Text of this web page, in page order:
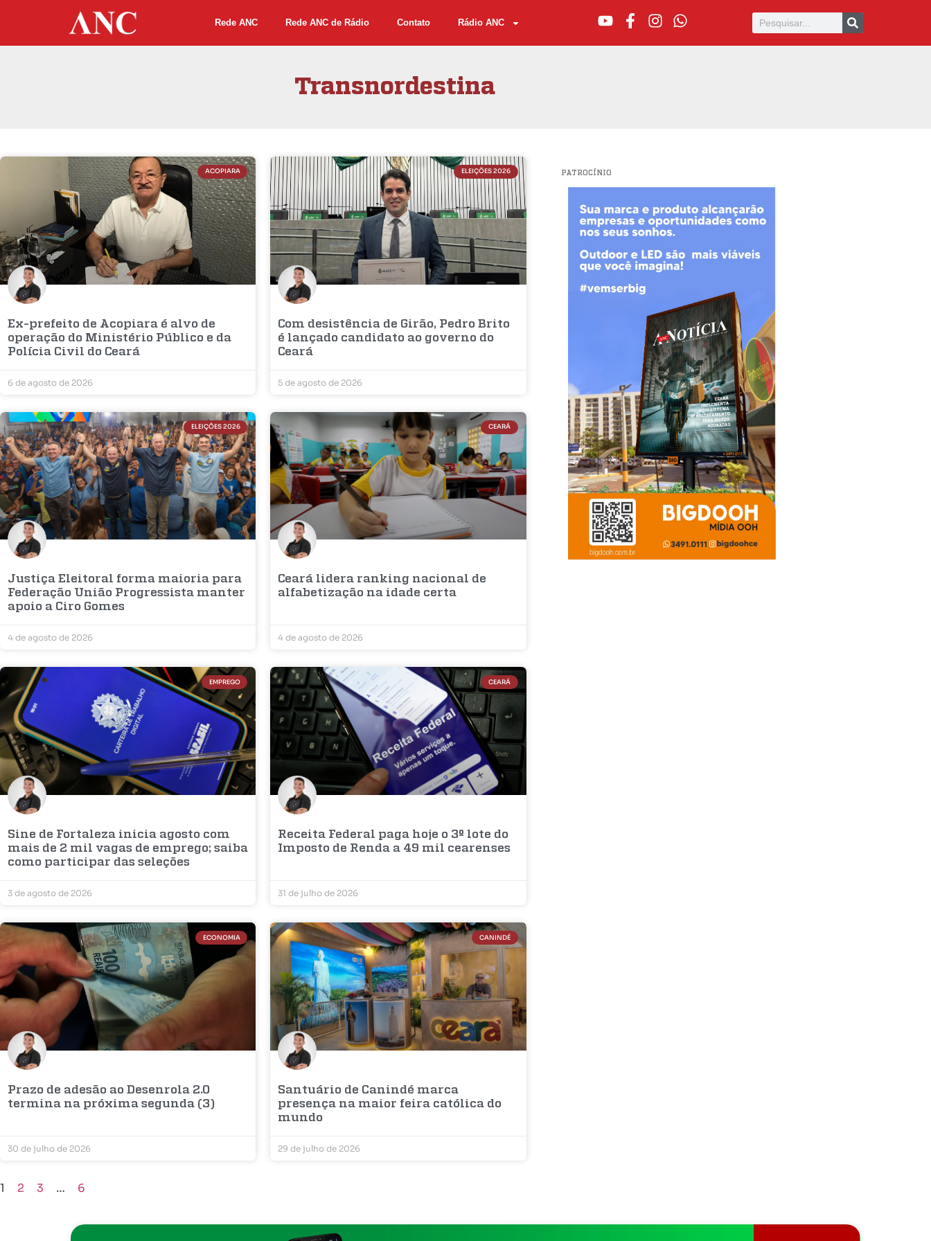
Rede ANC Rede ANC de Rádio Contato Rádio ANC
Transnordestina
ACOPIARA
Ex-prefeito de Acopiara é alvo de
operação do Ministério Público e da
Polícia Civil do Ceará
6 de agosto de 2026
ELEIÇÕES 2026
Com desistência de Girão, Pedro Brito
é lançado candidato ao governo do
Ceará
5 de agosto de 2026
ELEIÇÕES 2026
Justiça Eleitoral forma maioria para
Federação União Progressista manter
apoio a Ciro Gomes
4 de agosto de 2026
CEARÁ
Ceará lidera ranking nacional de
alfabetização na idade certa
4 de agosto de 2026
EMPREGO
Sine de Fortaleza inicia agosto com
mais de 2 mil vagas de emprego; saiba
como participar das seleções
3 de agosto de 2026
CEARÁ
Receita Federal paga hoje o 3º lote do
Imposto de Renda a 49 mil cearenses
31 de julho de 2026
ECONOMIA
Prazo de adesão ao Desenrola 2.0
termina na próxima segunda (3)
30 de julho de 2026
CANINDÉ
Santuário de Canindé marca
presença na maior feira católica do
mundo
29 de julho de 2026
1 2 3 … 6
PATROCÍNIO